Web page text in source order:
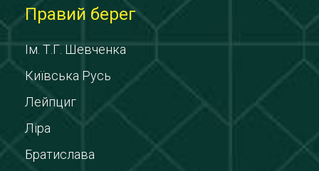
Правий берег
Ім. Т.Г. Шевченка
Київська Русь
Лейпциг
Ліра
Братислава